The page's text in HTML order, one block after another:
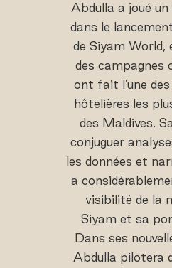
Abdulla a joué un
dans le
de Siyam World,
des campagnes
ont fait l'une
hôtelières les
des Maldives.
conjuguer
les données et
a
visibilité de la
Siyam et sa
Dans ses
Abdulla pilotera